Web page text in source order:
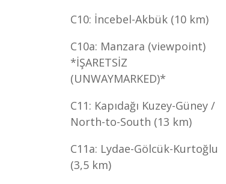
C10: İncebel-Akbük (10 km)
C10a: Manzara (viewpoint)
*İŞARETSİZ
(UNWAYMARKED)*
C11: Kapıdağı Kuzey-Güney /
North-to-South (13 km)
C11a: Lydae-Gölcük-Kurtoğlu
(3,5 km)